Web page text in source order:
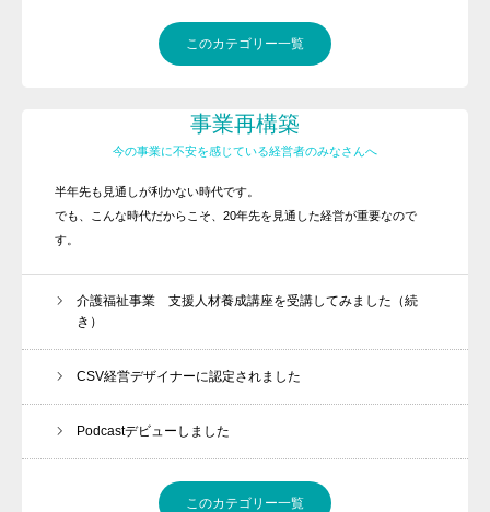
このカテゴリー一覧
事業再構築
今の事業に不安を感じている経営者のみなさんへ
半年先も見通しが利かない時代です。
でも、こんな時代だからこそ、20年先を見通した経営が重要なので
す。
介護福祉事業 支援人材養成講座を受講してみました（続
き）
CSV経営デザイナーに認定されました
Podcastデビューしました
このカテゴリー一覧